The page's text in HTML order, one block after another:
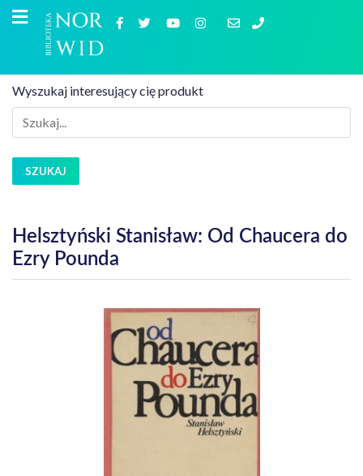
Wyszukaj interesujący cię produkt
SZUKAJ
Helsztyński Stanisław: Od Chaucera do
Ezry Pounda